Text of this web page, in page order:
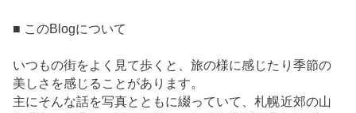
■ このBlogについて
いつもの街をよく見て歩くと、旅の様に感じたり季節の
美しさを感じることがあります。
主にそんな話を写真とともに綴っていて、札幌近郊の山